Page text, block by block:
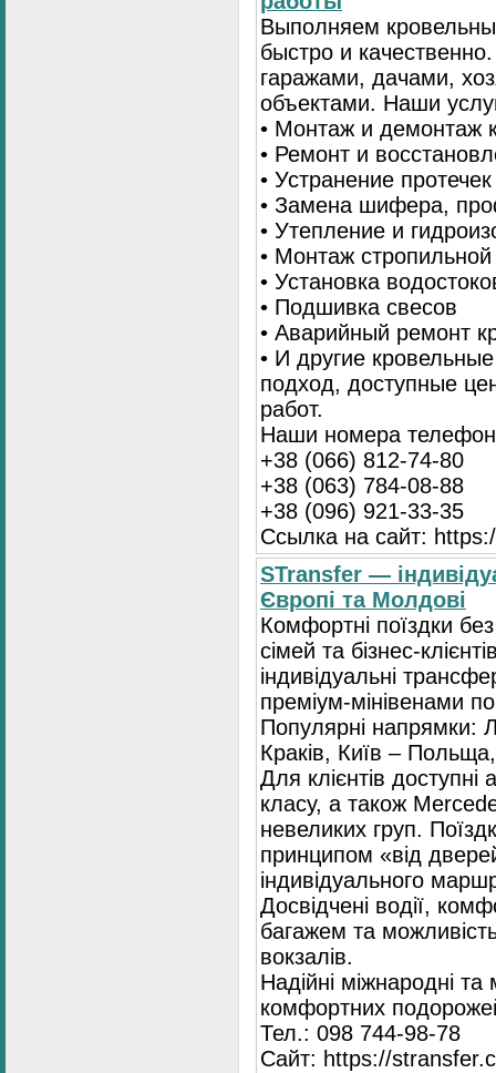
Выполняем
быстро и
гаражами, дачами,
объектами. Наши
• Монтаж и демонтаж
• Ремонт и
• Устранение протечек
• Замена шифера,
• Утепление и
• Монтаж
• Установка
• Подшивка свесов
• Аварийный ремонт
• И другие
подход, доступные
работ.
Наши номера
+38 (066) 812-74-80
+38 (063) 784-08-88
+38 (096) 921-33-35
Ссылка на сайт:
STransfer —
Європі та Молдові
Комфортні поїздки
сімей та бізнес-
індивідуальні
преміум-мінівенами
Популярні напрямки:
Краків, Київ –
Для клієнтів
класу, а також
невеликих груп.
принципом «від
індивідуального
Досвідчені водії,
багажем та
вокзалів.
Надійні міжнародні
комфортних
Тел.: 098 744-98-78
Сайт: https://